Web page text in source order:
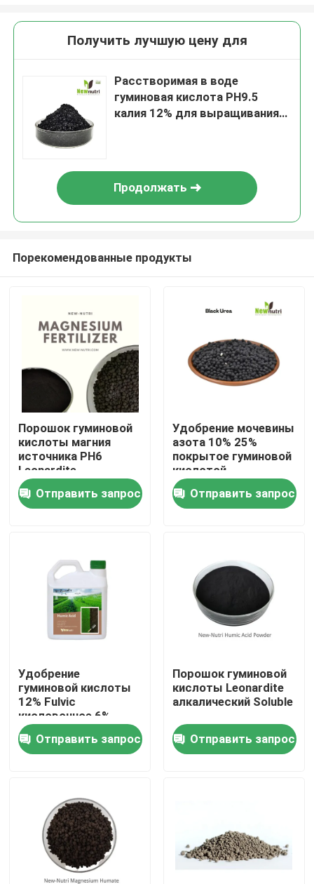
Дома
Контакты
Продукция
Аминокислотные органические удобрения
Удобрение азота органическое
Удобрение порошка выдержки морской водоросли
Порошок Fulvic кисловочный
Получить лучшую цену для
Расстворимая в воде
гуминовая кислота PH9.5
калия 12% для выращивания
Продолжать
Порекомендованные продукты
Порошок гуминовой
кислоты магния
источника PH6
Leonardite
Отправить запрос
Удобрение мочевины
азота 10% 25%
покрытое гуминовой
кислотой
Отправить запрос
Удобрение
гуминовой кислоты
12% Fulvic
кисловочное 6%
органическое
жидкостное
Отправить запрос
Порошок гуминовой
кислоты Leonardite
алкалический Soluble
Отправить запрос